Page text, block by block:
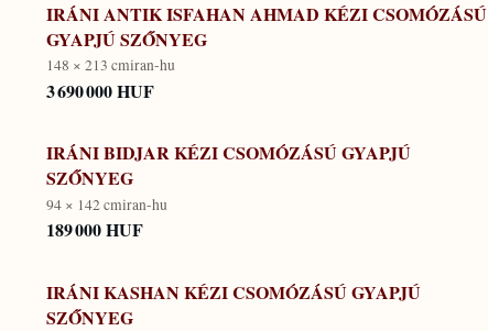
IRÁNI ANTIK ISFAHAN AHMAD KÉZI CSOMÓZÁSÚ
GYAPJÚ SZŐNYEG
148 × 213 cmiran-hu
3 690 000 HUF
IRÁNI BIDJAR KÉZI CSOMÓZÁSÚ GYAPJÚ
SZŐNYEG
94 × 142 cmiran-hu
189 000 HUF
IRÁNI KASHAN KÉZI CSOMÓZÁSÚ GYAPJÚ
SZŐNYEG